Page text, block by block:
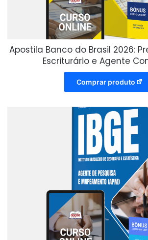
Apostila Banco do Brasil 2026:
Escriturário e Agente
Comprar produto